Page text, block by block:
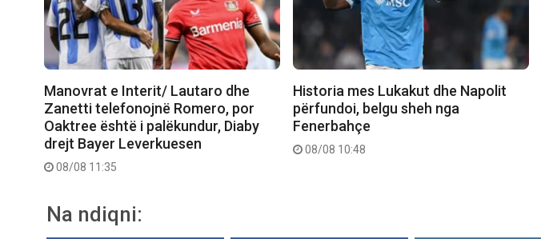
Manovrat e Interit/ Lautaro dhe
Zanetti telefonojnë Romero, por
Oaktree është i palëkundur, Diaby
drejt Bayer Leverkuesen
08/08 11:35
Historia mes Lukakut dhe Napolit
përfundoi, belgu sheh nga
Fenerbahçe
08/08 10:48
Na ndiqni: